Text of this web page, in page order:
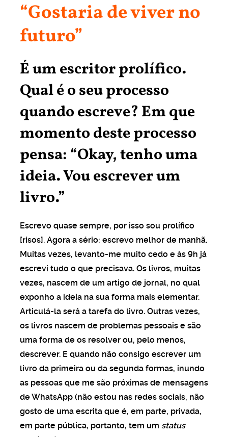
“Gostaria de viver no
futuro”
É um escritor prolífico.
Qual é o seu processo
quando escreve? Em que
momento deste processo
pensa: “Okay, tenho uma
ideia. Vou escrever um
livro.”
Escrevo quase sempre, por isso sou prolífico
[risos]. Agora a sério: escrevo melhor de manhã.
Muitas vezes, levanto-me muito cedo e às 9h já
escrevi tudo o que precisava. Os livros, muitas
vezes, nascem de um artigo de jornal, no qual
exponho a ideia na sua forma mais elementar.
Articulá-la será a tarefa do livro. Outras vezes,
os livros nascem de problemas pessoais e são
uma forma de os resolver ou, pelo menos,
descrever. E quando não consigo escrever um
livro da primeira ou da segunda formas, inundo
as pessoas que me são próximas de mensagens
de WhatsApp (não estou nas redes sociais, não
gosto de uma escrita que é, em parte, privada,
em parte pública, portanto, tem um status